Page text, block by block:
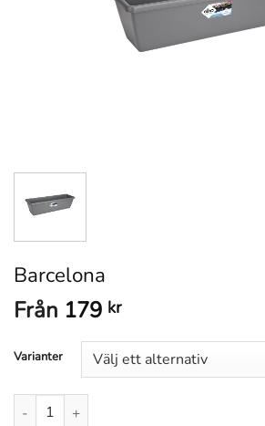
Barcelona
Från 179 kr
Varianter
Barcelona mängd